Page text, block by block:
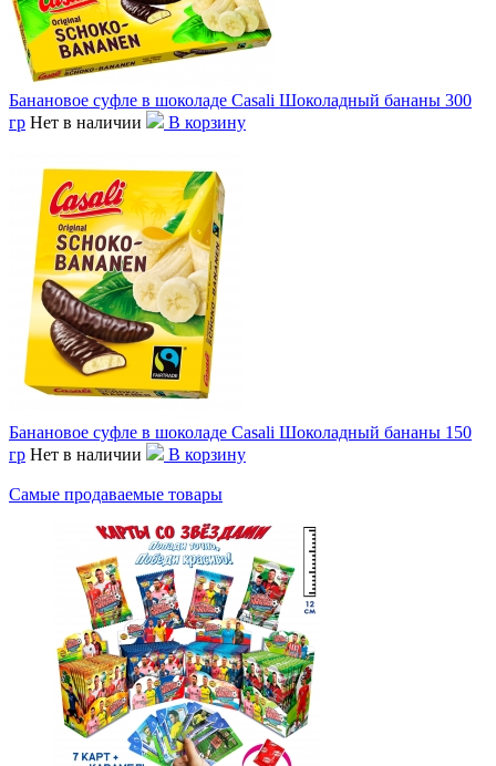
Банановое суфле в шоколаде Casali Шоколадный бананы 300
гр Нет в наличии В корзину
Банановое суфле в шоколаде Casali Шоколадный бананы 150
гр Нет в наличии В корзину
Самые продаваемые товары